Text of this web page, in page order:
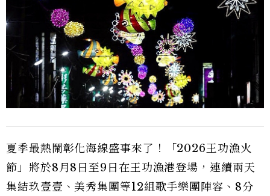
夏季最熱鬧彰化海線盛事來了！「2026王功漁火
節」將於8月8日至9日在王功漁港登場，連續兩天
集結玖壹壹、美秀集團等12組歌手樂團陣容、8分